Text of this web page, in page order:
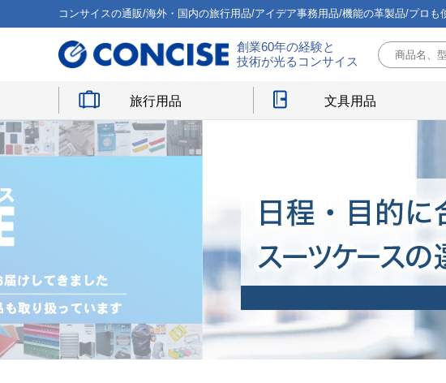
コンサイスの通販/海外・国内の旅行用品/アイデア事務用品/機能の革製品/プロも
創業60年の経験と
技術が光るコンサイス
旅行用品 文具用品